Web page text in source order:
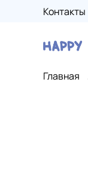
Контакты
Главная